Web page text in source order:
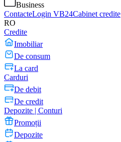
Business
ContacteLogin VB24Cabinet credite
RO
Credite
Imobiliar
De consum
La card
Carduri
De debit
De credit
Depozite | Conturi
Promoții
Depozite